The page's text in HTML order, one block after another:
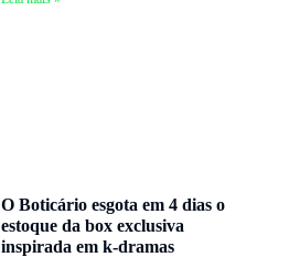
O Boticário esgota em 4 dias o
estoque da box exclusiva
inspirada em k-dramas